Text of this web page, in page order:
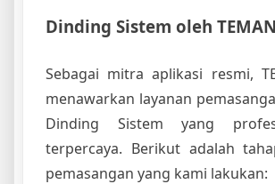
Dinding Sistem oleh
Sebagai mitra aplikasi resmi,
menawarkan layanan
Dinding Sistem yang
terpercaya. Berikut adalah
pemasangan yang kami lakukan: